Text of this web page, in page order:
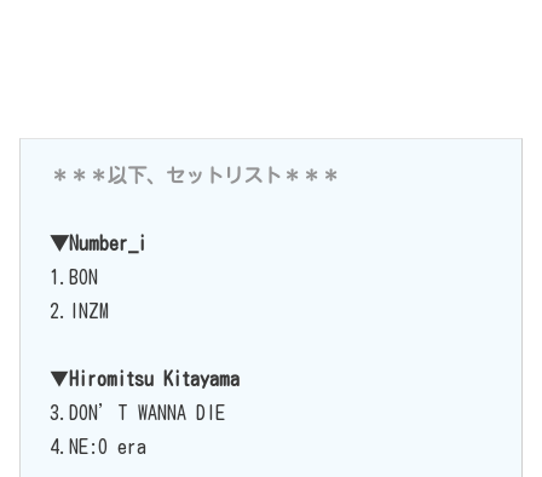
＊＊＊以下、セットリスト＊＊＊
▼Number_i
1.BON
2.INZM
▼Hiromitsu Kitayama
3.DON’T WANNA DIE
4.NE:O era